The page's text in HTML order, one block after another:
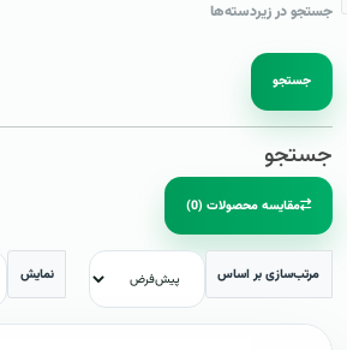
جستجو در زیردسته‌ها
جستجو
جستجو
مقایسه محصولات (0)
مرتب‌سازی بر اساس نمایش